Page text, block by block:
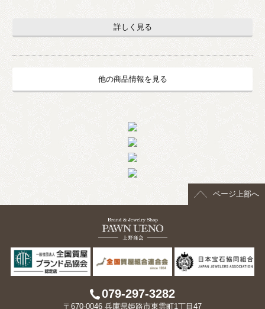
詳しく見る
他の商品情報を見る
ページ上部へ
079-297-3282
〒670-0046 兵庫県姫路市東雲町1丁目47